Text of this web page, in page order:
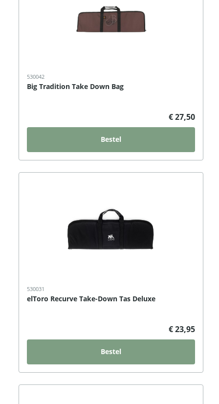
530042
Big Tradition Take Down Bag
€ 27,50
Bestel
530031
elToro Recurve Take-Down Tas Deluxe
€ 23,95
Bestel